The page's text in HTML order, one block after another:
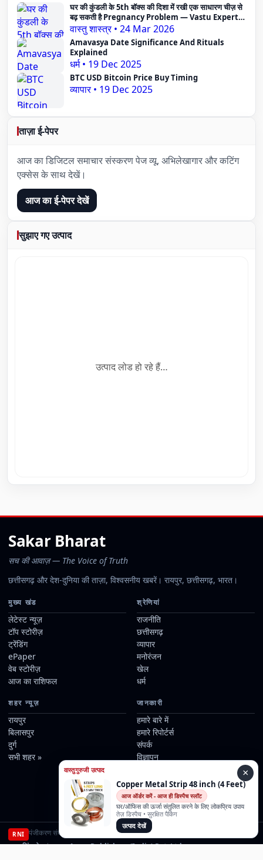
×
वास्तुगुरुजी उत्पाद
Copper Metal Strip 48 inch (4 Feet)
आज ऑर्डर करें - आज ही डिस्पैच स्लॉट
घर/ऑफिस की ऊर्जा संतुलित करने के लिए लोकप्रिय उपाय
तेज़ डिस्पैच • सुरक्षित पैकिंग
उत्पाद देखें
घर की कुंडली के 5th बॉक्स की दिशा में रखी एक साधारण चीज़ से
बढ़ सकती है Pregnancy Problem — Vastu Expert
का दावा
वास्तु शास्त्र • 24 Mar 2026
Amavasya Date Significance And Rituals
Explained
धर्म • 19 Dec 2025
BTC USD Bitcoin Price Buy Timing
व्यापार • 19 Dec 2025
ताज़ा ई-पेपर
आज का डिजिटल समाचार संस्करण पेज व्यू, अभिलेखागार और कटिंग
एक्सेस के साथ देखें।
आज का ई-पेपर देखें
सुझाए गए उत्पाद
उत्पाद लोड हो रहे हैं…
Sakar Bharat
सच की आवाज़ — The Voice of Truth
छत्तीसगढ़ और देश-दुनिया की ताज़ा, विश्वसनीय खबरें। रायपुर, छत्तीसगढ़, भारत।
मुख्य खंड
लेटेस्ट न्यूज़
टॉप स्टोरीज़
ट्रेंडिंग
ePaper
वेब स्टोरीज़
आज का राशिफल
श्रेणियां
राजनीति
छत्तीसगढ़
व्यापार
मनोरंजन
खेल
धर्म
शहर न्यूज़
रायपुर
बिलासपुर
दुर्ग
सभी शहर »
जानकारी
हमारे बारे में
हमारे रिपोर्टर्स
संपर्क
विज्ञापन
नियम एवं शर्तें
गोपनीयता नीति
अस्वीकरण
RNI पंजीकरण संख्या: CHHBIL/2023/88684| स्वामी, प्रकाशक एवं संपादक:
करण सिंह होरा| मुद्रण:Asma Publishers (India) Pvt. Ltd.